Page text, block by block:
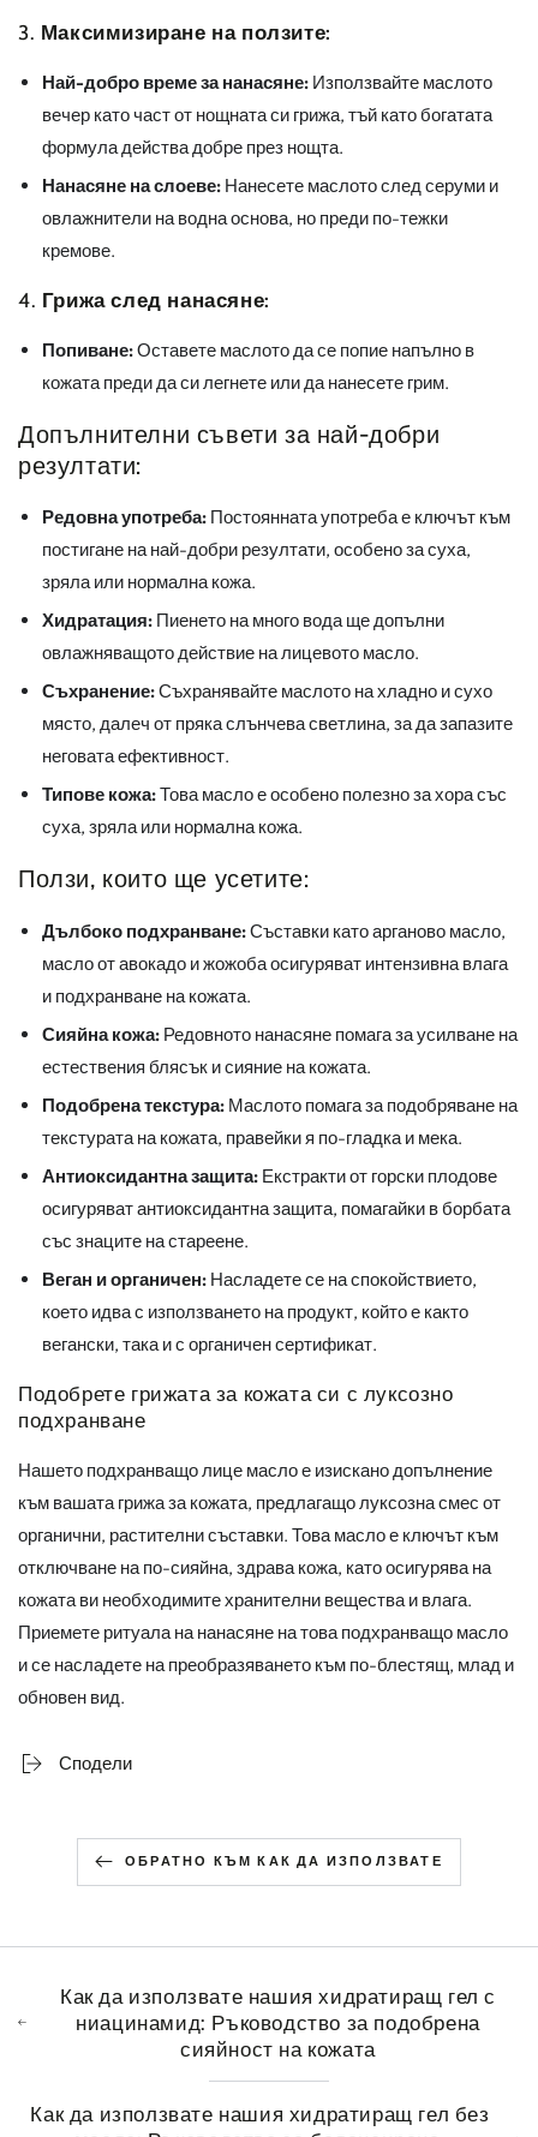
3. Максимизиране на ползите:
Най-добро време за нанасяне: Използвайте маслото
вечер като част от нощната си грижа, тъй като богатата
формула действа добре през нощта.
Нанасяне на слоеве: Нанесете маслото след серуми и
овлажнители на водна основа, но преди по-тежки
кремове.
4. Грижа след нанасяне:
Попиване:Оставете маслото да се попие напълно в
кожата преди да си легнете или да нанесете грим.
Допълнителни съвети за най-добри
резултати:
Редовна употреба: Постоянната употреба е ключът към
постигане на най-добри резултати, особено за суха,
зряла или нормална кожа.
Хидратация: Пиенето на много вода ще допълни
овлажняващото действие на лицевото масло.
Съхранение:Съхранявайте маслото на хладно и сухо
място, далеч от пряка слънчева светлина, за да запазите
неговата ефективност.
Типове кожа:Това масло е особено полезно за хора със
суха, зряла или нормална кожа.
Ползи, които ще усетите:
Дълбоко подхранване:Съставки като арганово масло,
масло от авокадо и жожоба осигуряват интензивна влага
и подхранване на кожата.
Сияйна кожа: Редовното нанасяне помага за усилване на
естествения блясък и сияние на кожата.
Подобрена текстура: Маслото помага за подобряване на
текстурата на кожата, правейки я по-гладка и мека.
Антиоксидантна защита: Екстракти от горски плодове
осигуряват антиоксидантна защита, помагайки в борбата
със знаците на стареене.
Веган и органичен: Насладете се на спокойствието,
което идва с използването на продукт, който е както
вегански, така и с органичен сертификат.
Подобрете грижата за кожата си с луксозно
подхранване
Нашето подхранващо лице масло е изискано допълнение
към вашата грижа за кожата, предлагащо луксозна смес от
органични, растителни съставки. Това масло е ключът към
отключване на по-сияйна, здрава кожа, като осигурява на
кожата ви необходимите хранителни вещества и влага.
Приемете ритуала на нанасяне на това подхранващо масло
и се насладете на преобразяването към по-блестящ, млад и
обновен вид.
Сподели
ОБРАТНО КЪМ КАК ДА ИЗПОЛЗВАТЕ
Как да използвате нашия хидратиращ гел с
ниацинамид: Ръководство за подобрена
сияйност на кожата
Как да използвате нашия хидратиращ гел без